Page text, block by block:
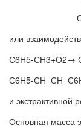
или
С6Н5-СН3+О2→
С6Н5-
и
Основная масса